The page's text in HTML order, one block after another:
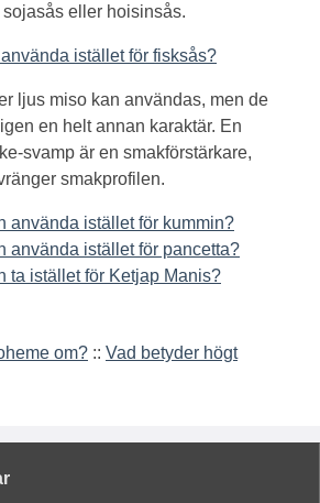
eller hoisinsås.
istället för fisksås?
ljus miso kan användas, men de
en helt annan karaktär. En
svamp är en smakförstärkare,
smakprofilen.
använda istället för kummin?
använda istället för pancetta?
ta istället för Ketjap Manis?
om? :: Vad betyder högt